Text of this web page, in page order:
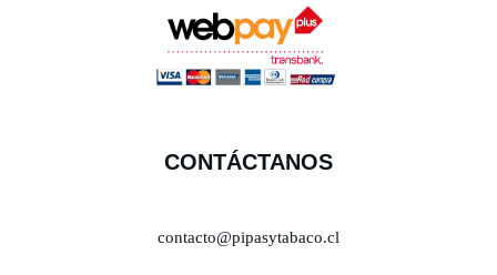
CONTÁCTANOS
contacto@pipasytabaco.cl